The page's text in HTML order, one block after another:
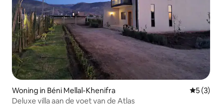
Woning in Béni Mellal-Khenifra
5 (3)
Deluxe villa aan de voet van de Atlas